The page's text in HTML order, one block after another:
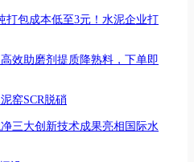
打包成本低至3元！水泥企业打
效助磨剂提质降熟料，下单即
窑SCR脱硝
三大创新技术成果亮相国际水